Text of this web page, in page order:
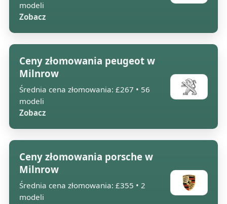
modeli
Zobacz
Ceny złomowania peugeot w
Milnrow
Średnia cena złomowania: £267 • 56
modeli
Zobacz
Ceny złomowania porsche w
Milnrow
Średnia cena złomowania: £355 • 2
modeli